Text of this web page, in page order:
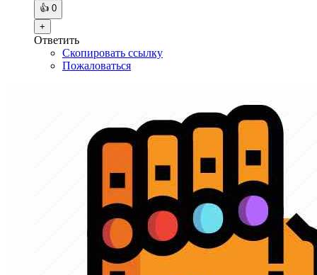
👍 0
+
Ответить
Скопировать ссылку
Пожаловаться